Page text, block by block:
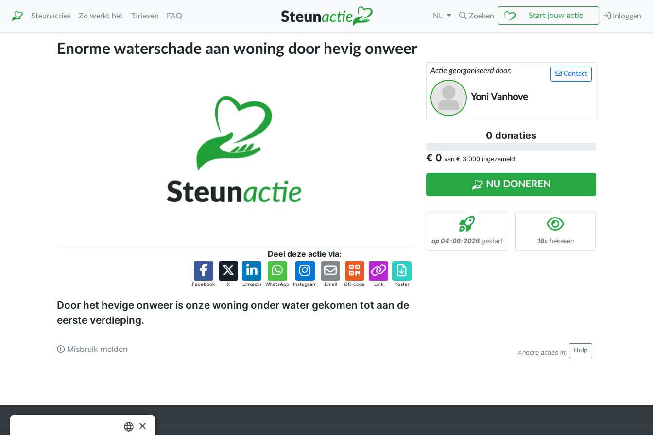
Steunacties Zo werkt het Tarieven FAQ NL Zoeken Start jouw actie Inloggen
Enorme waterschade aan woning door hevig onweer
Deel deze actie via:
Facebook X Linkedin WhatsApp Instagram Email QR-code Link Poster
Door het hevige onweer is onze woning onder water gekomen tot aan de
eerste verdieping.
Contact
Actie georganiseerd door:
Yoni Vanhove
0 donaties
€ 0 van € 3.000 ingezameld
NU DONEREN
op 04-06-2026gestart 18x bekeken
Andere acties in: Hulp
Misbruik melden
×